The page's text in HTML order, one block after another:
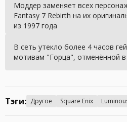
Моддер заменяет всех
Fantasy 7 Rebirth на их
из 1997 года
В сеть утекло более 4 часов
мотивам "Горца", отменённой в
Тэги: Другое Square Enix